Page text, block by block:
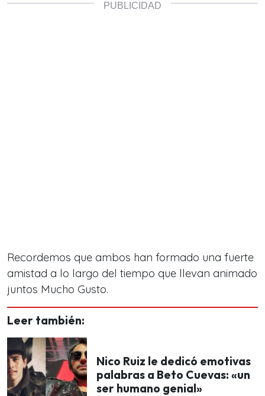
Recordemos que ambos han formado una fuerte
amistad a lo largo del tiempo que llevan animado
juntos Mucho Gusto.
Leer también:
Nico Ruiz le dedicó emotivas
palabras a Beto Cuevas: «un
ser humano genial»